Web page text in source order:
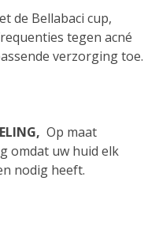
de Bellabaci cup,
tegen acné
verzorging toe.
Op maat
omdat uw huid elk
nodig heeft.